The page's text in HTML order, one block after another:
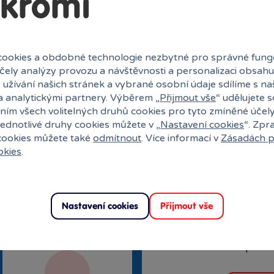
způsobem vyhodnotí efekty herních
strategickým rozdělením kostek na dvě
nová území, shromažďovat dortíky
hra s mravenčí tematikou pro 2 hráče
Překvapení
a obdobné technologie nezbytné pro správné
analýzy provozu a návštěvnosti a personalizaci
našich stránek a vybrané osobní údaje sdílíme s
analytickými partnery. Výběrem „Přijmout vše“ udělujete
všech volitelných druhů cookies pro tyto zmíněné
druhy cookies můžete v „Nastavení cookies“.
můžete také odmítnout. Více informací v Zásadách
.
Nastavení cookies Přijmout vše